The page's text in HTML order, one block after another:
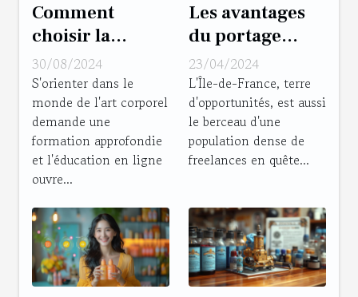
Comment
choisir la
meilleure école
de tatouage en
ligne
30/08/2024
S'orienter dans le
monde de l'art corporel
demande une
formation approfondie
et l'éducation en ligne
ouvre...
Les avantages
du portage
salarial pour les
freelances en
Île-de-France
23/04/2024
L'Île-de-France, terre
d'opportunités, est aussi
le berceau d'une
population dense de
freelances en quête...